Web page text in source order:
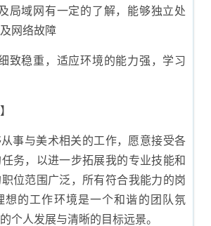
局域网有一定的了解，能够独立处
网络故障
致稳重，适应环境的能力强，学习
事与美术相关的工作，愿意接受各
务，以进一步拓展我的专业技能和
位范围广泛，所有符合我能力的岗
想的工作环境是一个和谐的团队氛
个人发展与清晰的目标远景。